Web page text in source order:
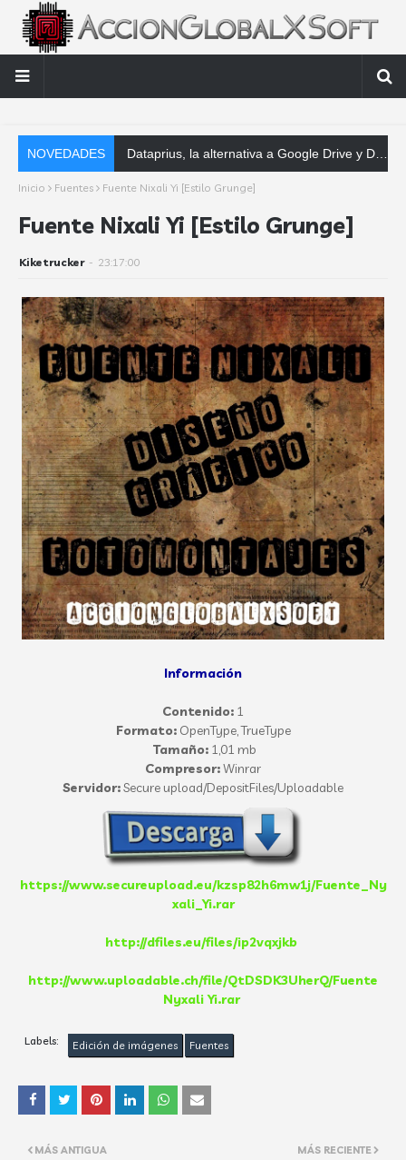
NOVEDADES Dataprius, la alternativa a Google Drive y Dropbox que las empresas deberían conocer
Inicio Fuentes Fuente Nixali Yi [Estilo Grunge]
Fuente Nixali Yi [Estilo Grunge]
Kiketrucker - 23:17:00
Información
Contenido: 1
Formato:OpenType, TrueType
Tamaño:1,01 mb
Compresor:Winrar
Servidor:Secure upload/DepositFiles/Uploadable
https://www.secureupload.eu/kzsp82h6mw1j/Fuente_Ny
xali_Yi.rar
http://dfiles.eu/files/ip2vqxjkb
http://www.uploadable.ch/file/QtDSDK3UherQ/Fuente
Nyxali Yi.rar
Labels: Edición de imágenes Fuentes
MÁS RECIENTE
MÁS ANTIGUA